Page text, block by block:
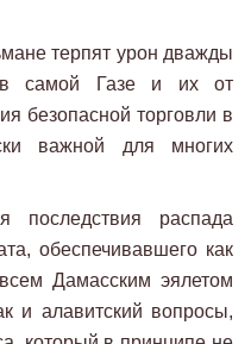
терпят урон дважды
в самой Газе и их от
безопасной торговли в
важной для многих
распада
обеспечивавшего как
Дамасским эялетом
и алавитский вопросы,